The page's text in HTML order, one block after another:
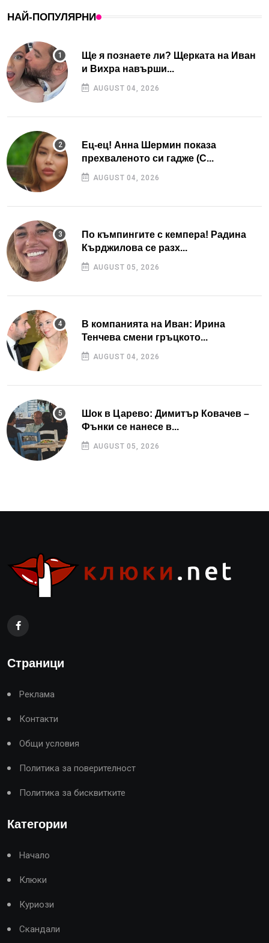
НАЙ-ПОПУЛЯРНИ
Ще я познаете ли? Щерката на Иван
и Вихра навърши...
AUGUST 04, 2026
Ец-ец! Анна Шермин показа
прехваленото си гадже (С...
AUGUST 04, 2026
По къмпингите с кемпера! Радина
Кърджилова се разх...
AUGUST 05, 2026
В компанията на Иван: Ирина
Тенчева смени гръцкото...
AUGUST 04, 2026
Шок в Царево: Димитър Ковачев –
Фънки се нанесе в...
AUGUST 05, 2026
Страници
Реклама
Контакти
Общи условия
Политика за поверителност
Политика за бисквитките
Категории
Начало
Клюки
Куриози
Скандали